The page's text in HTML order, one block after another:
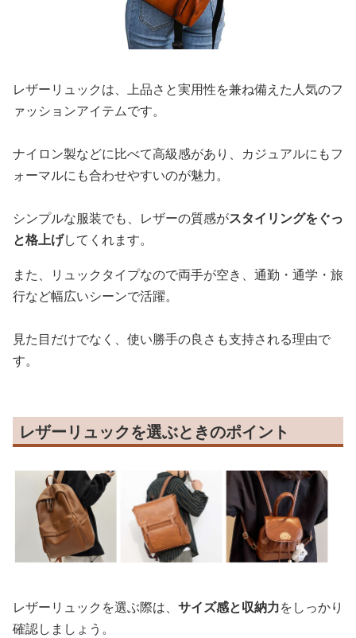
レザーリュックは、上品さと実用性を兼ね備えた人気のフ
ァッションアイテムです。
ナイロン製などに比べて高級感があり、カジュアルにもフ
ォーマルにも合わせやすいのが魅力。
シンプルな服装でも、レザーの質感がスタイリングをぐっ
と格上げしてくれます。
また、リュックタイプなので両手が空き、通勤・通学・旅
行など幅広いシーンで活躍。
見た目だけでなく、使い勝手の良さも支持される理由で
す。
レザーリュックを選ぶときのポイント
レザーリュックを選ぶ際は、 サイズ感と収納力をしっかり
確認しましょう。